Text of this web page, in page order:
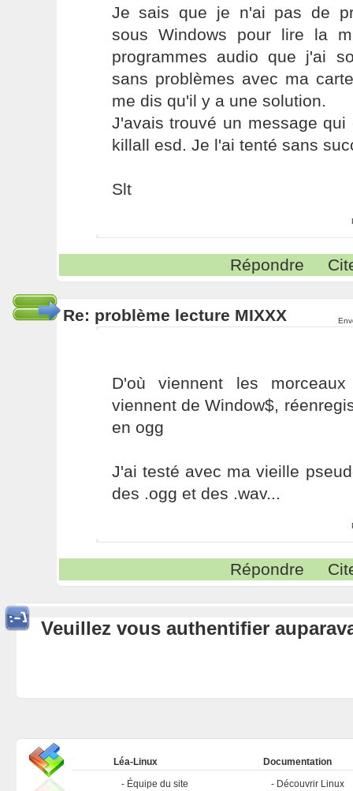
Je sais que je n'ai pas de
sous Windows pour lire la
programmes audio que j'ai
sans problèmes avec ma
me dis qu'il y a une solution.
J'avais trouvé un message
killall esd. Je l'ai tenté sans
Slt
Répondre
Re: problème lecture MIXXX
D'où viennent les
viennent de Window$,
en ogg
J'ai testé avec ma vieille
des .ogg et des .wav...
Répondre
Veuillez vous authentifier
Léa-Linux
Équipe du site
Documentation
Découvrir Linux